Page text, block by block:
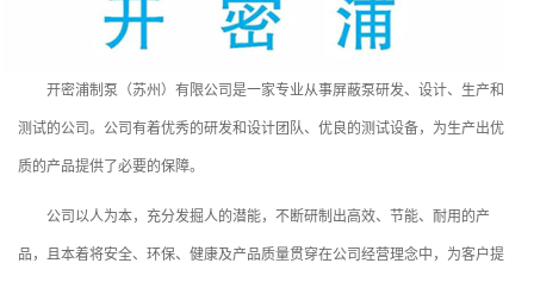
开密浦制泵（苏州）有限公司是一家专业从事屏蔽泵研发、设计、生产和
测试的公司。公司有着优秀的研发和设计团队、优良的测试设备，为生产出优
质的产品提供了必要的保障。
公司以人为本，充分发掘人的潜能，不断研制出高效、节能、耐用的产
品，且本着将安全、环保、健康及产品质量贯穿在公司经营理念中，为客户提